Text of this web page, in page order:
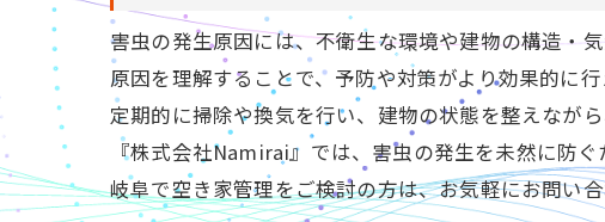
害虫の発生原因には、不衛生な環境や建物の構造・気
原因を理解することで、予防や対策がより効果的に行
定期的に掃除や換気を行い、建物の状態を整えなが
『株式会社Namirai』では、害虫の発生を未然に防
岐阜で空き家管理をご検討の方は、お気軽にお問い合